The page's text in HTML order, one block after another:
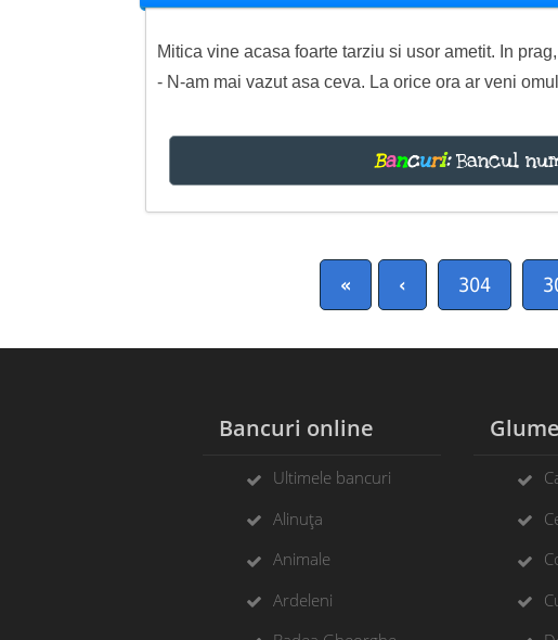
Mitica vine acasa foarte tarziu si usor ametit. In
- N-am mai vazut asa ceva. La orice ora ar veni
Bancuri:Bancul
« ‹ 304
Bancuri online
Ultimele bancuri
Alinuța
Animale
Ardeleni
Glume